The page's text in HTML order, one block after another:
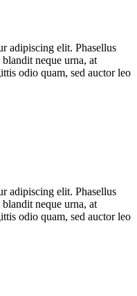
adipiscing elit. Phasellus
neque urna, at
odio quam, sed auctor leo
adipiscing elit. Phasellus
neque urna, at
odio quam, sed auctor leo